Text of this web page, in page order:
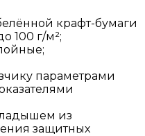
крафт-бумаги
100 г/м²;
параметрами
из
защитных